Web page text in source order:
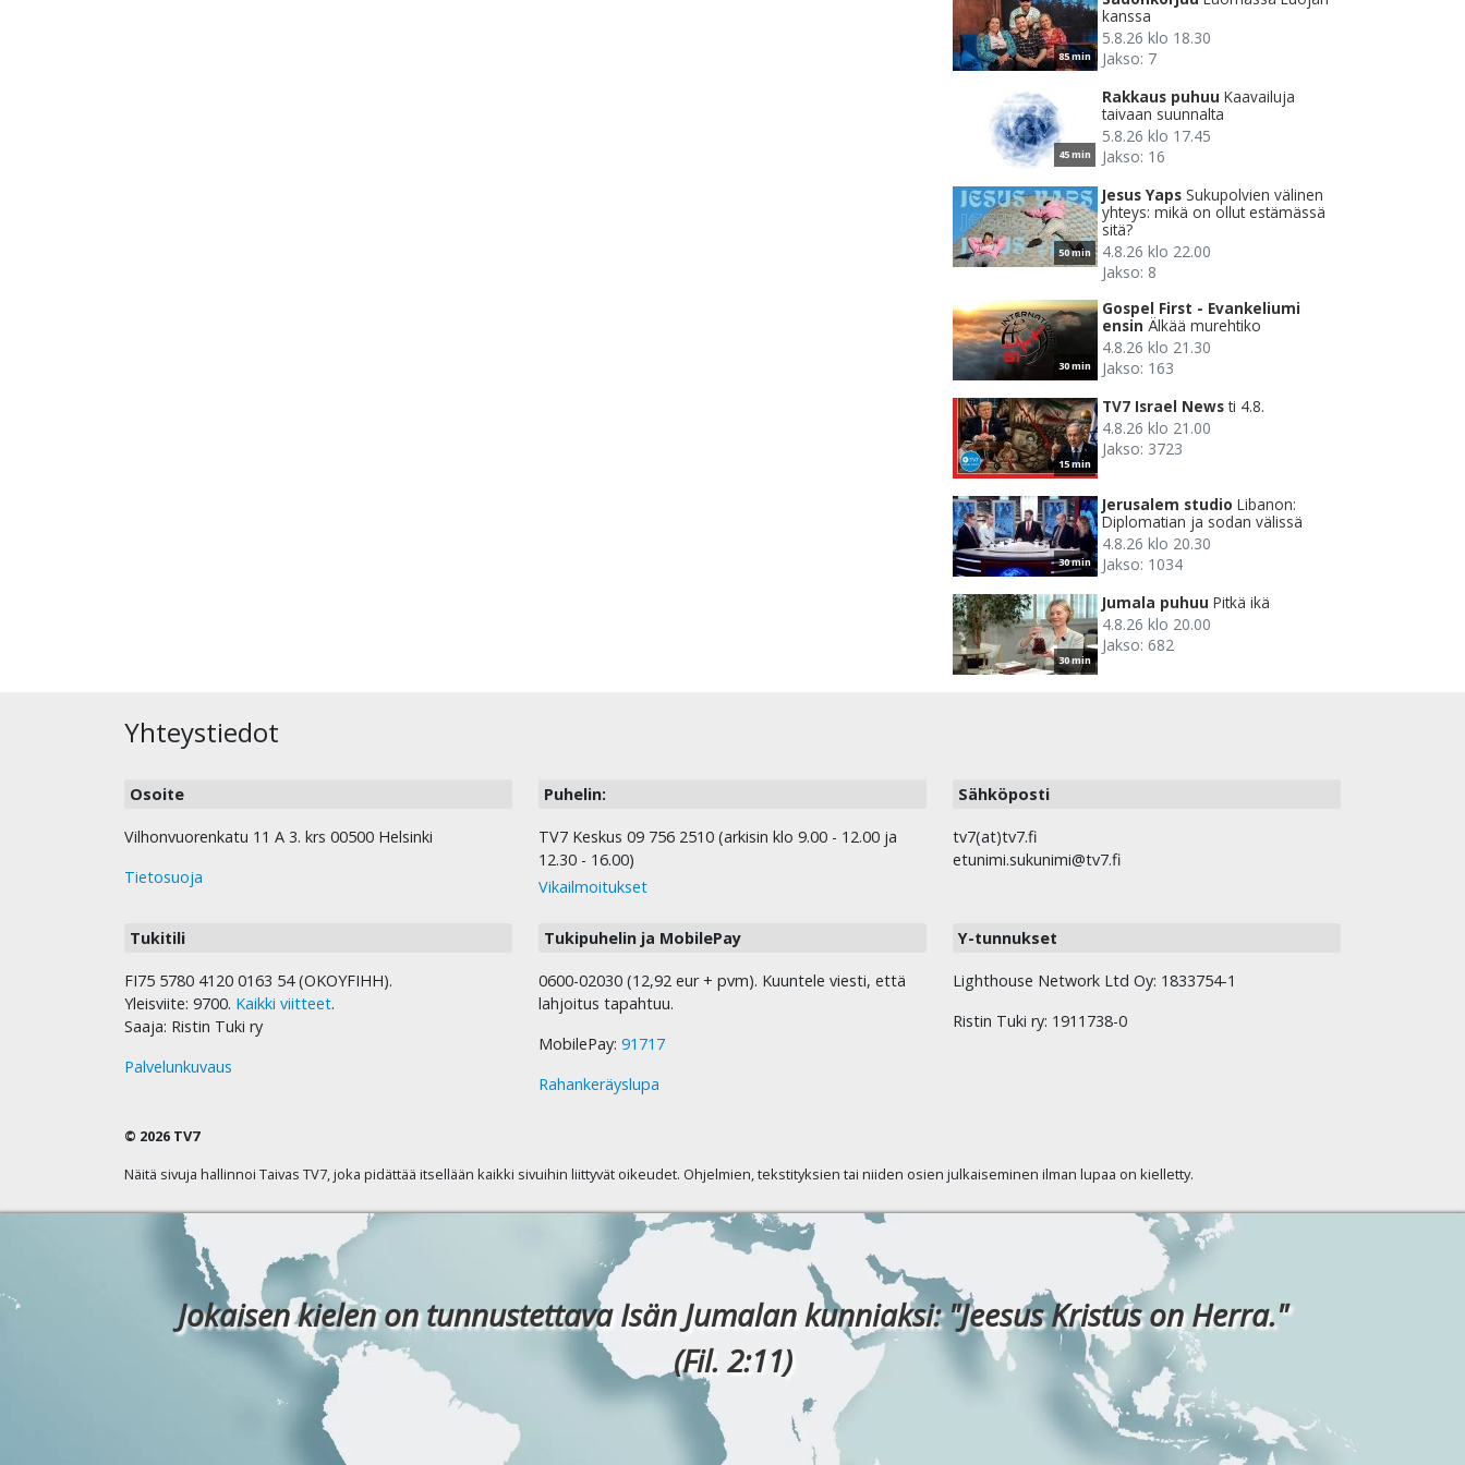
85 min
kanssa
5.8.26 klo 18.30
Jakso: 7
45 min
Rakkaus puhuu Kaavailuja
taivaan suunnalta
5.8.26 klo 17.45
Jakso: 16
50 min
Jesus Yaps Sukupolvien välinen
yhteys: mikä on ollut estämässä
sitä?
4.8.26 klo 22.00
Jakso: 8
30 min
Gospel First - Evankeliumi
ensin Älkää murehtiko
4.8.26 klo 21.30
Jakso: 163
15 min
TV7 Israel News ti 4.8.
4.8.26 klo 21.00
Jakso: 3723
30 min
Jerusalem studio Libanon:
Diplomatian ja sodan välissä
4.8.26 klo 20.30
Jakso: 1034
30 min
Jumala puhuu Pitkä ikä
4.8.26 klo 20.00
Jakso: 682
Yhteystiedot
Osoite
Vilhonvuorenkatu 11 A 3. krs 00500 Helsinki
Tietosuoja
Puhelin:
TV7 Keskus 09 756 2510 (arkisin klo 9.00 - 12.00 ja
12.30 - 16.00)
Vikailmoitukset
Sähköposti
tv7(at)tv7.fi
etunimi.sukunimi@tv7.fi
Tukitili
FI75 5780 4120 0163 54 (OKOYFIHH).
Yleisviite: 9700. Kaikki viitteet.
Saaja: Ristin Tuki ry
Palvelunkuvaus
Tukipuhelin ja MobilePay
0600-02030 (12,92 eur + pvm). Kuuntele viesti, että
lahjoitus tapahtuu.
MobilePay: 91717
Rahankeräyslupa
Y-tunnukset
Lighthouse Network Ltd Oy: 1833754-1
Ristin Tuki ry: 1911738-0
© 2026 TV7
Näitä sivuja hallinnoi Taivas TV7, joka pidättää itsellään kaikki sivuihin liittyvät oikeudet. Ohjelmien, tekstityksien tai niiden osien julkaiseminen ilman lupaa on kielletty.
Jokaisen kielen on tunnustettava Isän Jumalan kunniaksi: "Jeesus Kristus on Herra."
(Fil. 2:11)